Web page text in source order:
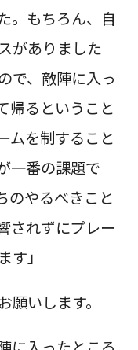
。もちろん、自
がありました
で、敵陣に入っ
帰るということ
ムを制すること
一番の課題で
のやるべきこと
されずにプレー
す」
いします。